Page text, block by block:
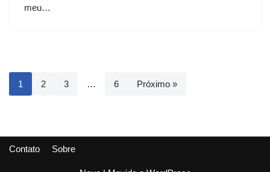
meu…
1 2 3 … 6 Próximo »
Contato Sobre